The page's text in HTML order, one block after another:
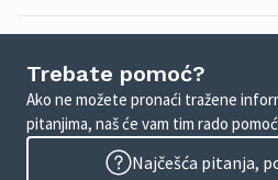
Trebate pomoć?
Ako ne možete pronaći tražene
pitanjima, naš će vam tim rado
Najčešća pitanja,